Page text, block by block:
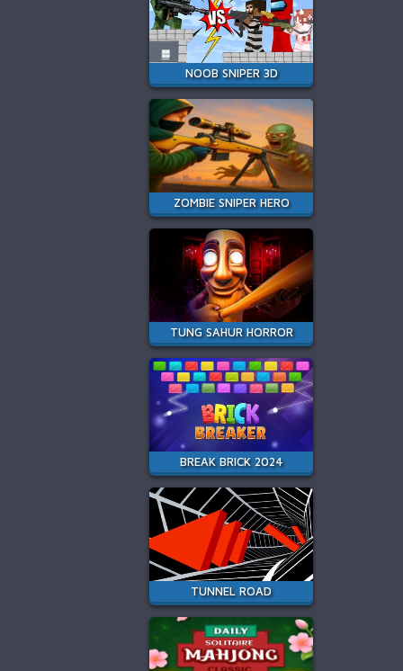
NOOB SNIPER 3D
ZOMBIE SNIPER HERO
TUNG SAHUR HORROR
BREAK BRICK 2024
TUNNEL ROAD